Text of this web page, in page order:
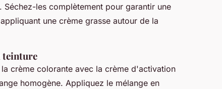
les complètement pour garantir une
une crème grasse autour de la
teinture
crème colorante avec la crème d'activation
homogène. Appliquez le mélange en